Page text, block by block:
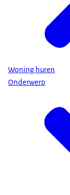
Woning huren
Onderwerp